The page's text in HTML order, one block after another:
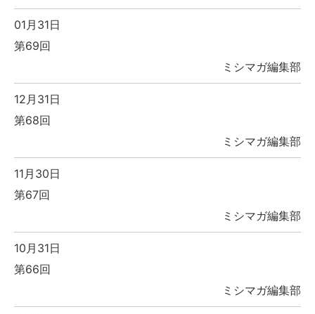
01月31日
第69回
ミシマガ編集部
12月31日
第68回
ミシマガ編集部
11月30日
第67回
ミシマガ編集部
10月31日
第66回
ミシマガ編集部